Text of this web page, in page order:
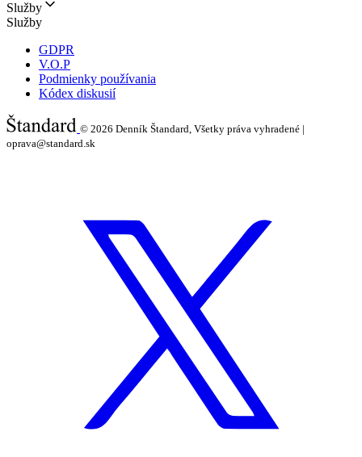
Služby
Služby
GDPR
V.O.P
Podmienky používania
Kódex diskusií
© 2026 Denník Štandard, Všetky práva vyhradené |
oprava@standard.sk